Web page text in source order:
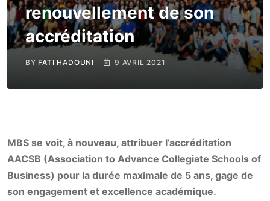
renouvellement de son
accréditation
BY FATI HADOUNI 9 AVRIL 2021
MBS se voit, à nouveau, attribuer l’accréditation
AACSB (Association to Advance Collegiate Schools of
Business) pour la durée maximale de 5 ans, gage de
son engagement et excellence académique.